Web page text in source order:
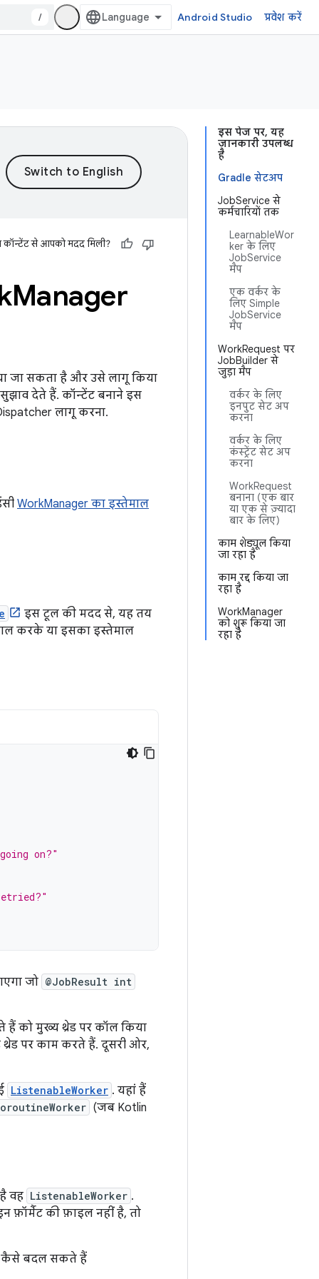
/ Android Studio प्रवेश करें
इस पेज पर, यह
जानकारी उपलब्ध
है
Gradle सेटअप
JobService से
कर्मचारियों तक
LearnableWor
ker के लिए
JobService
मैप
एक वर्कर के
लिए Simple
JobService
मैप
WorkRequest पर
JobBuilder से
जुड़ा मैप
वर्कर के लिए
इनपुट सेट अप
करना
वर्कर के लिए
कंस्ट्रेंट सेट अप
करना
WorkRequest
बनाना (एक बार
या एक से ज़्यादा
बार के लिए)
काम शेड्यूल किया
जा रहा है
काम रद्द किया जा
रहा है
WorkManager
को शुरू किया जा
रहा है
कॉन्टेंट से आपको मदद मिली?
Manager
जा सकता है और उसे लागू किया
देते हैं. कॉन्टेंट बनाने इस
लागू करना.
WorkManager का इस्तेमाल
इस टूल की मदद से, यह तय
करके या इसका इस्तेमाल
on?"
जो @JobResult int
हैं को मुख्य थ्रेड पर कॉल किया
पर काम करते हैं. दूसरी ओर,
ListenableWorker . यहां हैं
(जब Kotlin
वह ListenableWorker .
की फ़ाइल नहीं है, तो
कैसे बदल सकते हैं